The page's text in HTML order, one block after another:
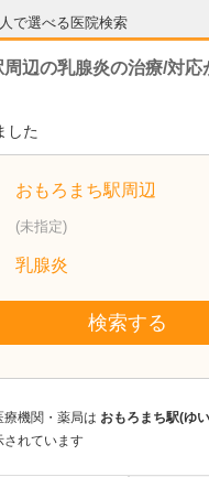
人で選べる医院検索
病院なび
辺の乳腺炎の治療/対応
した
おもろまち駅周辺
(未指定)
乳腺炎
検索する
機関・薬局は おもろまち駅(ゆ
されています